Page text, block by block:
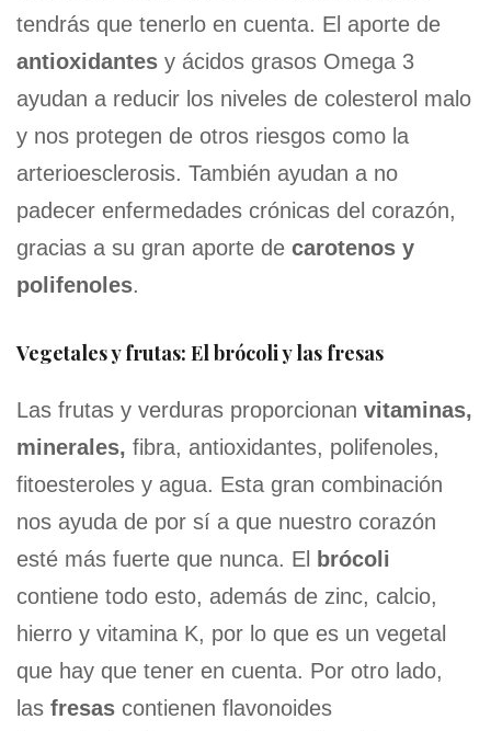
tendrás que tenerlo en cuenta. El aporte de
antioxidantes y ácidos grasos Omega 3
ayudan a reducir los niveles de colesterol malo
y nos protegen de otros riesgos como la
arterioesclerosis. También ayudan a no
padecer enfermedades crónicas del corazón,
gracias a su gran aporte de carotenos y
polifenoles.
Vegetales y frutas: El brócoli y las fresas
Las frutas y verduras proporcionan vitaminas,
minerales, fibra, antioxidantes, polifenoles,
fitoesteroles y agua. Esta gran combinación
nos ayuda de por sí a que nuestro corazón
esté más fuerte que nunca. El
brócoli
contiene todo esto, además de zinc, calcio,
hierro y vitamina K, por lo que es un vegetal
que hay que tener en cuenta. Por otro lado,
las fresas contienen flavonoides